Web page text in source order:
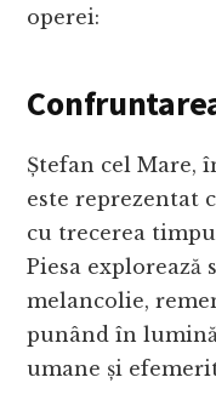
operei:
Ștefan cel Mare,
este reprezentat
cu trecerea
Piesa explorează
melancolie,
punând în
umane și